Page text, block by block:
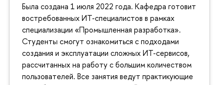
Была создана 1 июля 2022 года. Кафедра готовит
востребованных ИТ-специалистов в рамках
специализации «Промышленная разработка».
Студенты смогут ознакомиться с подходами
создания и эксплуатации сложных ИТ-сервисов,
рассчитанных на работу с большим количеством
пользователей. Все занятия ведут практикующие